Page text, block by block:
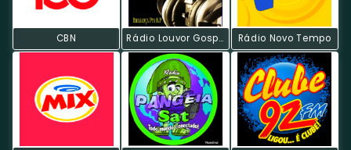
CBN Rádio Louvor Gospel Rádio Novo Tempo